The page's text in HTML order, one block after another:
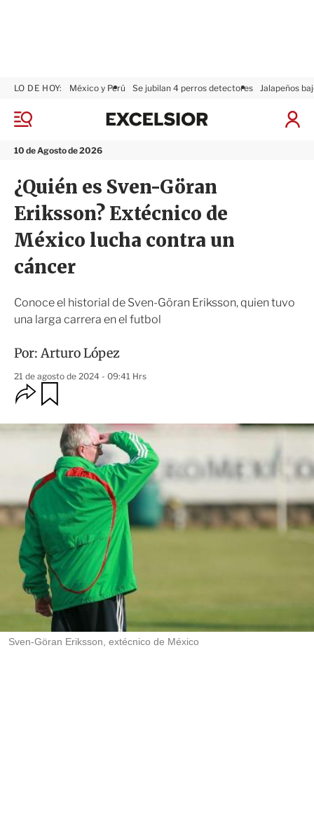
M
n
10 de Agosto de 2026
LO DE HOY: México y Perú Se jubilan 4 perros detectores Jalapeños
I
x
i
o
r
¿Quién es Sven-Göran
Eriksson? Extécnico de
México lucha contra un
cáncer
Conoce el historial de Sven-Göran Eriksson, quien tuvo
una larga carrera en el futbol
Por:Arturo López
21 de agosto de 2024 - 09:41 Hrs
O
p
i
s
d
c
o
m
p
a
r
t
i
r
d
a
r
Sven-Göran Eriksson, extécnico de México